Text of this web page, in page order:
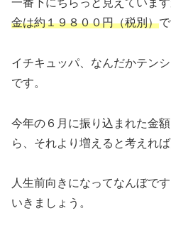
一番下にちらっと見えています
金は約１９８００円（税別）で
イチキュッパ、なんだかテン
です。
今年の６月に振り込まれた金
ら、それより増えると考えれ
人生前向きになってなんぼで
いきましょう。